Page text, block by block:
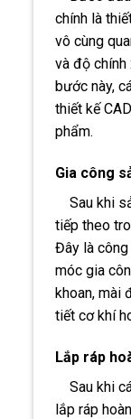
chính là
vô cùng
và độ chính
bước này,
thiết kế
phẩm.
Gia công
Sau khi
tiếp theo
Đây là
móc gia
khoan, mài
tiết cơ khí
Lắp ráp
Sau khi
lắp ráp